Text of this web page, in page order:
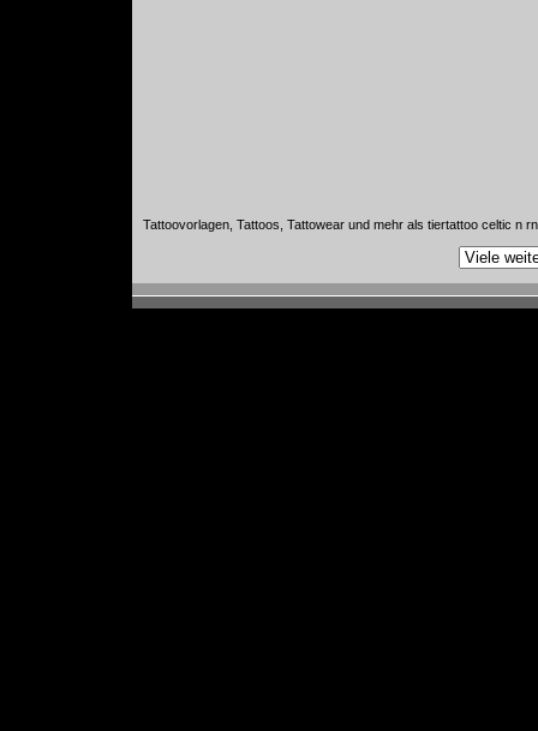
Tattoovorlagen, Tattoos, Tattowear und mehr als tiertattoo celtic n